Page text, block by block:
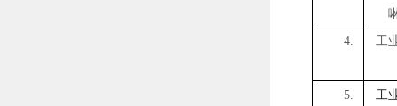
4. 工
5. 工